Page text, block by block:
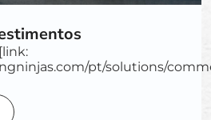
pt/solutions/